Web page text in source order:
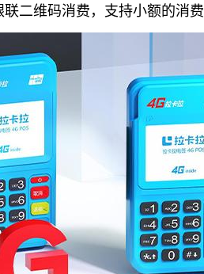
二维码消费，支持小额的消费